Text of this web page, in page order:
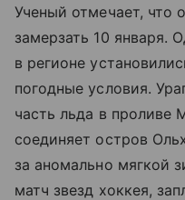
Ученый отмечает, что
замерзать 10 января.
в регионе
погодные условия.
часть льда в проливе
соединяет остров
за аномально мягкой
матч звезд хоккея,